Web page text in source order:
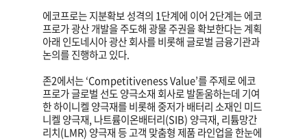
에코프로는 지분확보 성격의 1단계에 이어 2단계는 에코
프로가 광산 개발을 주도해 광물 주권을 확보한다는 계획
아래 인도네시아 광산 회사를 비롯해 글로벌 금융기관과
논의를 진행하고 있다.
존2에서는 ‘Competitiveness Value’를 주제로 에코
프로가 글로벌 선도 양극소재 회사로 발돋움하는데 기여
한 하이니켈 양극재를 비롯해 중저가 배터리 소재인 미드
니켈 양극재, 나트륨이온배터리(SIB) 양극재, 리튬망간
리치(LMR) 양극재 등 고객 맞춤형 제품 라인업을 한눈에